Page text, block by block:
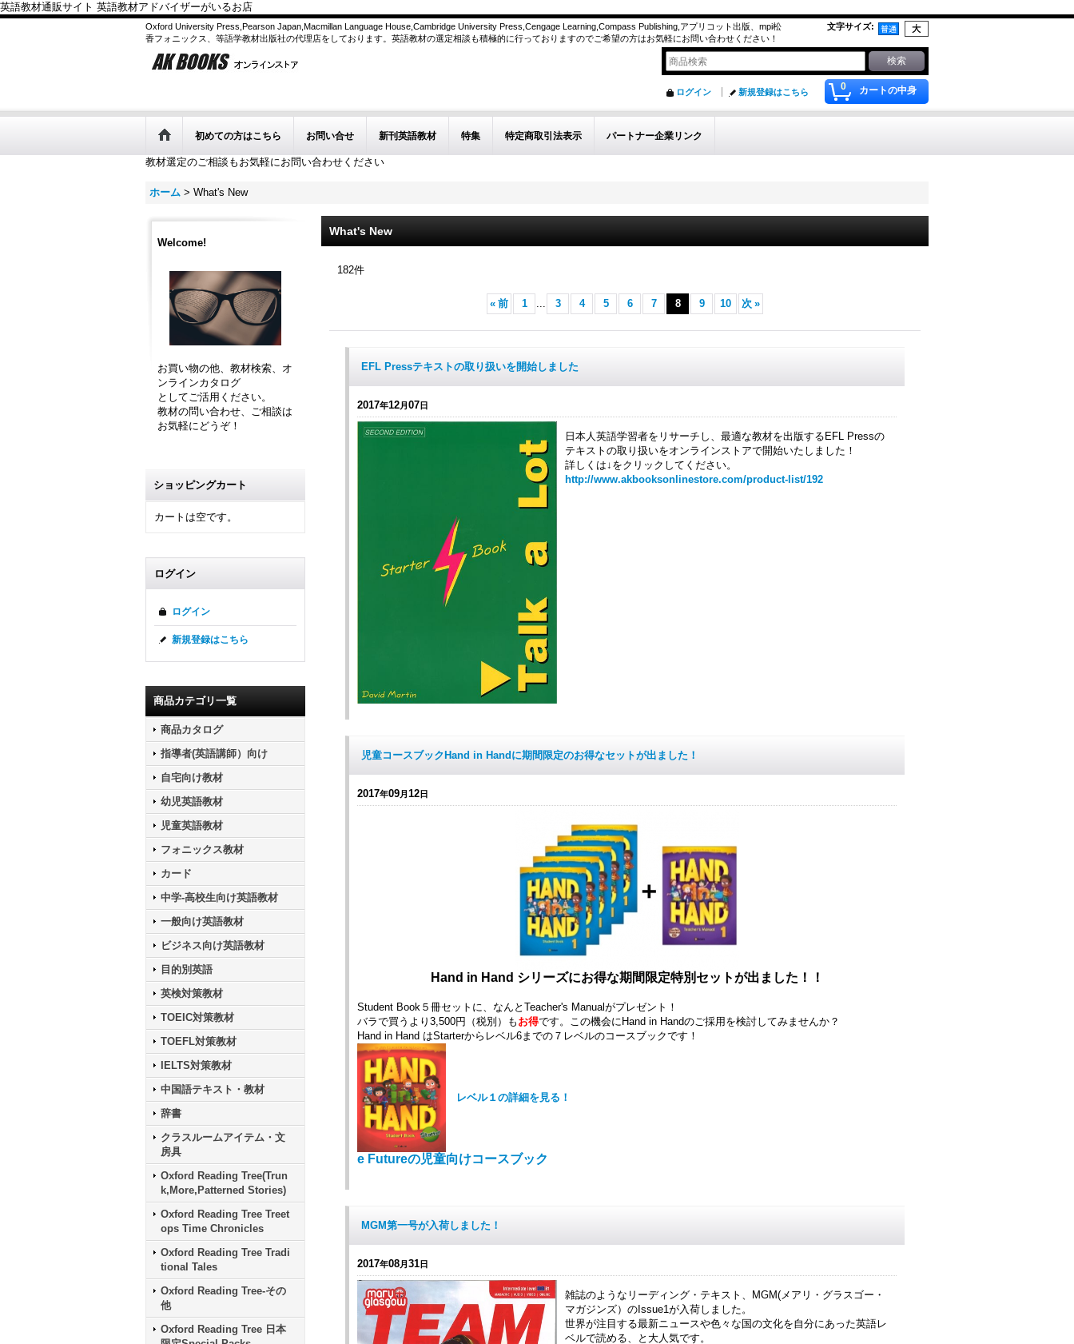
英語教材通販サイト 英語教材アドバイザーがいるお店
Oxford University Press,Pearson Japan,Macmillan Language House,Cambridge University Press,Cengage Learning,Compass Publishing,アプリコット出版、mpi松
香フォニックス、等語学教材出版社の代理店をしております。英語教材の選定相談も積極的に行っておりますのでご希望の方はお気軽にお問い合わせください！
文字サイズ:
0 カートの中身
ログイン 新規登録はこちら
初めての方はこちら お問い合せ 新刊英語教材 特集 特定商取引法表示 パートナー企業リンク
教材選定のご相談もお気軽にお問い合わせください
ホーム > What's New
Welcome!
お買い物の他、教材検索、オ
ンラインカタログ
としてご活用ください。
教材の問い合わせ、ご相談は
お気軽にどうぞ！
ショッピングカート
カートは空です。
ログイン
ログイン
新規登録はこちら
商品カテゴリ一覧
商品カタログ
指導者(英語講師）向け
自宅向け教材
幼児英語教材
児童英語教材
フォニックス教材
カード
中学-高校生向け英語教材
一般向け英語教材
ビジネス向け英語教材
目的別英語
英検対策教材
TOEIC対策教材
TOEFL対策教材
IELTS対策教材
中国語テキスト・教材
辞書
クラスルームアイテム・文
房具
Oxford Reading Tree(Trun
k,More,Patterned Stories)
Oxford Reading Tree Treet
ops Time Chronicles
Oxford Reading Tree Tradi
tional Tales
Oxford Reading Tree-その
他
Oxford Reading Tree 日本
What's New
182件
« 前 1 ... 3 4 5 6 7 8 9 10 次 »
EFL Pressテキストの取り扱いを開始しました
2017年12月07日
日本人英語学習者をリサーチし、最適な教材を出版するEFL Pressの
テキストの取り扱いをオンラインストアで開始いたしました！
詳しくは↓をクリックしてください。
http://www.akbooksonlinestore.com/product-list/192
児童コースブックHand in Handに期間限定のお得なセットが出ました！
2017年09月12日
Hand in Hand シリーズにお得な期間限定特別セットが出ました！！
Student Book５冊セットに、なんとTeacher's Manualがプレゼント！
バラで買うより3,500円（税別）も お得です。この機会にHand in Handのご採用を検討してみませんか？
Hand in Hand はStarterからレベル6までの７レベルのコースブックです！
レベル１の詳細を見る！
e Futureの児童向けコースブック
MGM第一号が入荷しました！
2017年08月31日
雑誌のようなリーディング・テキスト、MGM(メアリ・グラスゴー・
マガジンズ）のIssue1が入荷しました。
世界が注目する最新ニュースや色々な国の文化を自分にあった英語レ
ベルで読める、と大人気です。